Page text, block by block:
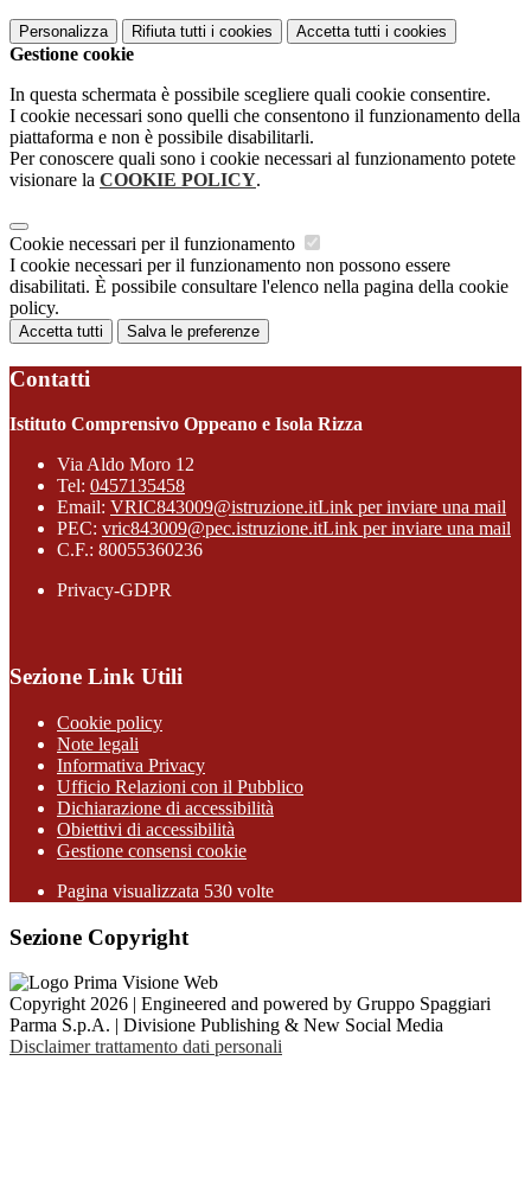
Personalizza Rifiuta tutti i cookies Accetta tutti i cookies
Gestione cookie
In questa schermata è possibile scegliere quali cookie consentire.
I cookie necessari sono quelli che consentono il funzionamento della
piattaforma e non è possibile disabilitarli.
Per conoscere quali sono i cookie necessari al funzionamento potete
visionare la COOKIE POLICY.
Cookie necessari per il funzionamento
I cookie necessari per il funzionamento non possono essere
disabilitati. È possibile consultare l'elenco nella pagina della cookie
policy.
Accetta tutti Salva le preferenze
Contatti
Istituto Comprensivo Oppeano e Isola Rizza
Via Aldo Moro 12
Tel: 0457135458
Email: VRIC843009@istruzione.itLink per inviare una mail
PEC: vric843009@pec.istruzione.itLink per inviare una mail
C.F.: 80055360236
Privacy-GDPR
Sezione Link Utili
Cookie policy
Note legali
Informativa Privacy
Ufficio Relazioni con il Pubblico
Dichiarazione di accessibilità
Obiettivi di accessibilità
Gestione consensi cookie
Pagina visualizzata 530 volte
Sezione Copyright
Copyright 2026 | Engineered and powered by Gruppo Spaggiari
Parma S.p.A. | Divisione Publishing & New Social Media
Disclaimer trattamento dati personali